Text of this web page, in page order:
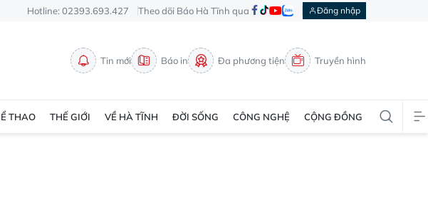
Hotline: 02393.693.427 Theo dõi Báo Hà Tĩnh qua Đăng nhập
Tin mới Báo in Đa phương tiện Truyền hình
THAO THẾ GIỚI VỀ HÀ TĨNH ĐỜI SỐNG CÔNG NGHỆ CỘNG ĐỒNG